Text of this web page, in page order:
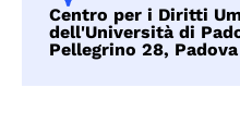
Centro per i Diritti
dell'Università di
Pellegrino 28, Padova